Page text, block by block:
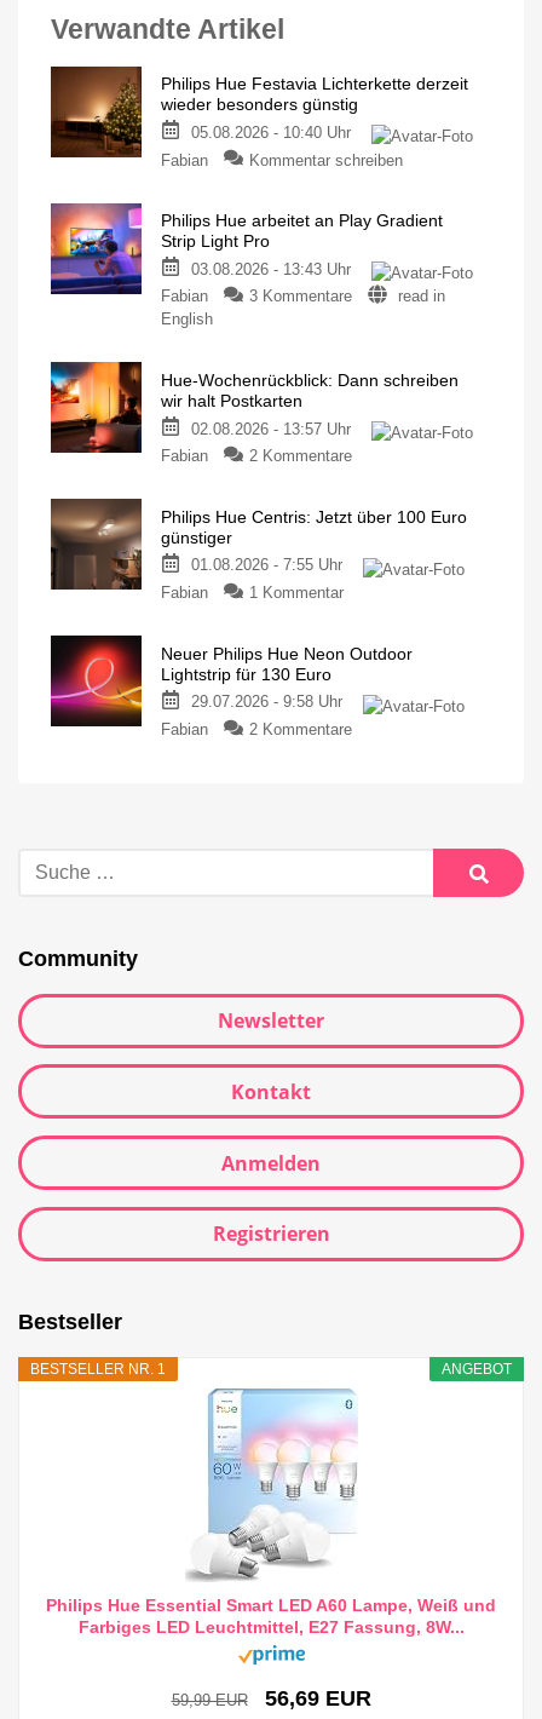
Verwandte Artikel
Philips Hue Festavia Lichterkette derzeit
wieder besonders günstig
05.08.2026 - 10:40 Uhr
Fabian
Kommentar schreiben
Philips Hue arbeitet an Play Gradient
Strip Light Pro
03.08.2026 - 13:43 Uhr
Fabian
3 Kommentare
read in
English
Hue-Wochenrückblick: Dann schreiben
wir halt Postkarten
02.08.2026 - 13:57 Uhr
Fabian
2 Kommentare
Philips Hue Centris: Jetzt über 100 Euro
günstiger
01.08.2026 - 7:55 Uhr
Fabian
1 Kommentar
Neuer Philips Hue Neon Outdoor
Lightstrip für 130 Euro
29.07.2026 - 9:58 Uhr
Fabian
2 Kommentare
Community
Newsletter
Kontakt
Anmelden
Registrieren
Bestseller
ANGEBOT
BESTSELLER NR. 1
Philips Hue Essential Smart LED A60 Lampe, Weiß und
Farbiges LED Leuchtmittel, E27 Fassung, 8W...
59,99 EUR 56,69 EUR